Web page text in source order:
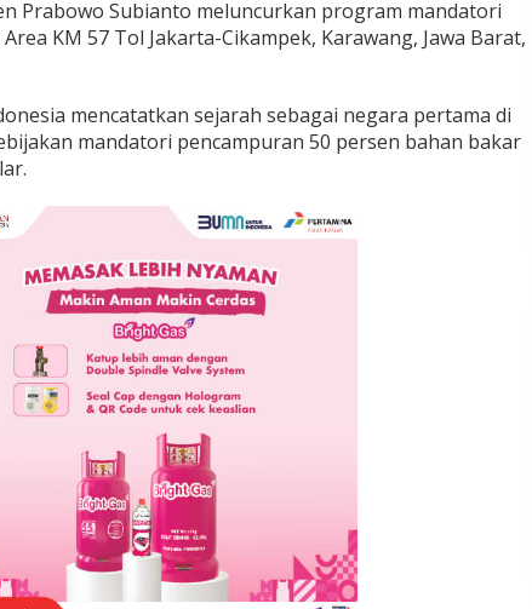
Prabowo Subianto meluncurkan program mandatori
KM 57 Tol Jakarta-Cikampek, Karawang, Jawa Barat,
mencatatkan sejarah sebagai negara pertama di
mandatori pencampuran 50 persen bahan bakar